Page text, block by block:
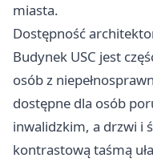
miasta.
Dostępność
Budynek USC jest
osób z
dostępne dla osób
inwalidzkim, a drzwi i
kontrastową taśmą